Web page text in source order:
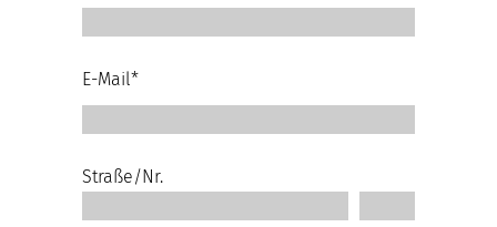
E-Mail*
Straße/Nr.